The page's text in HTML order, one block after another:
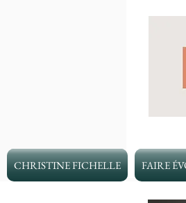
CHRISTINE FICHELLE FAIRE